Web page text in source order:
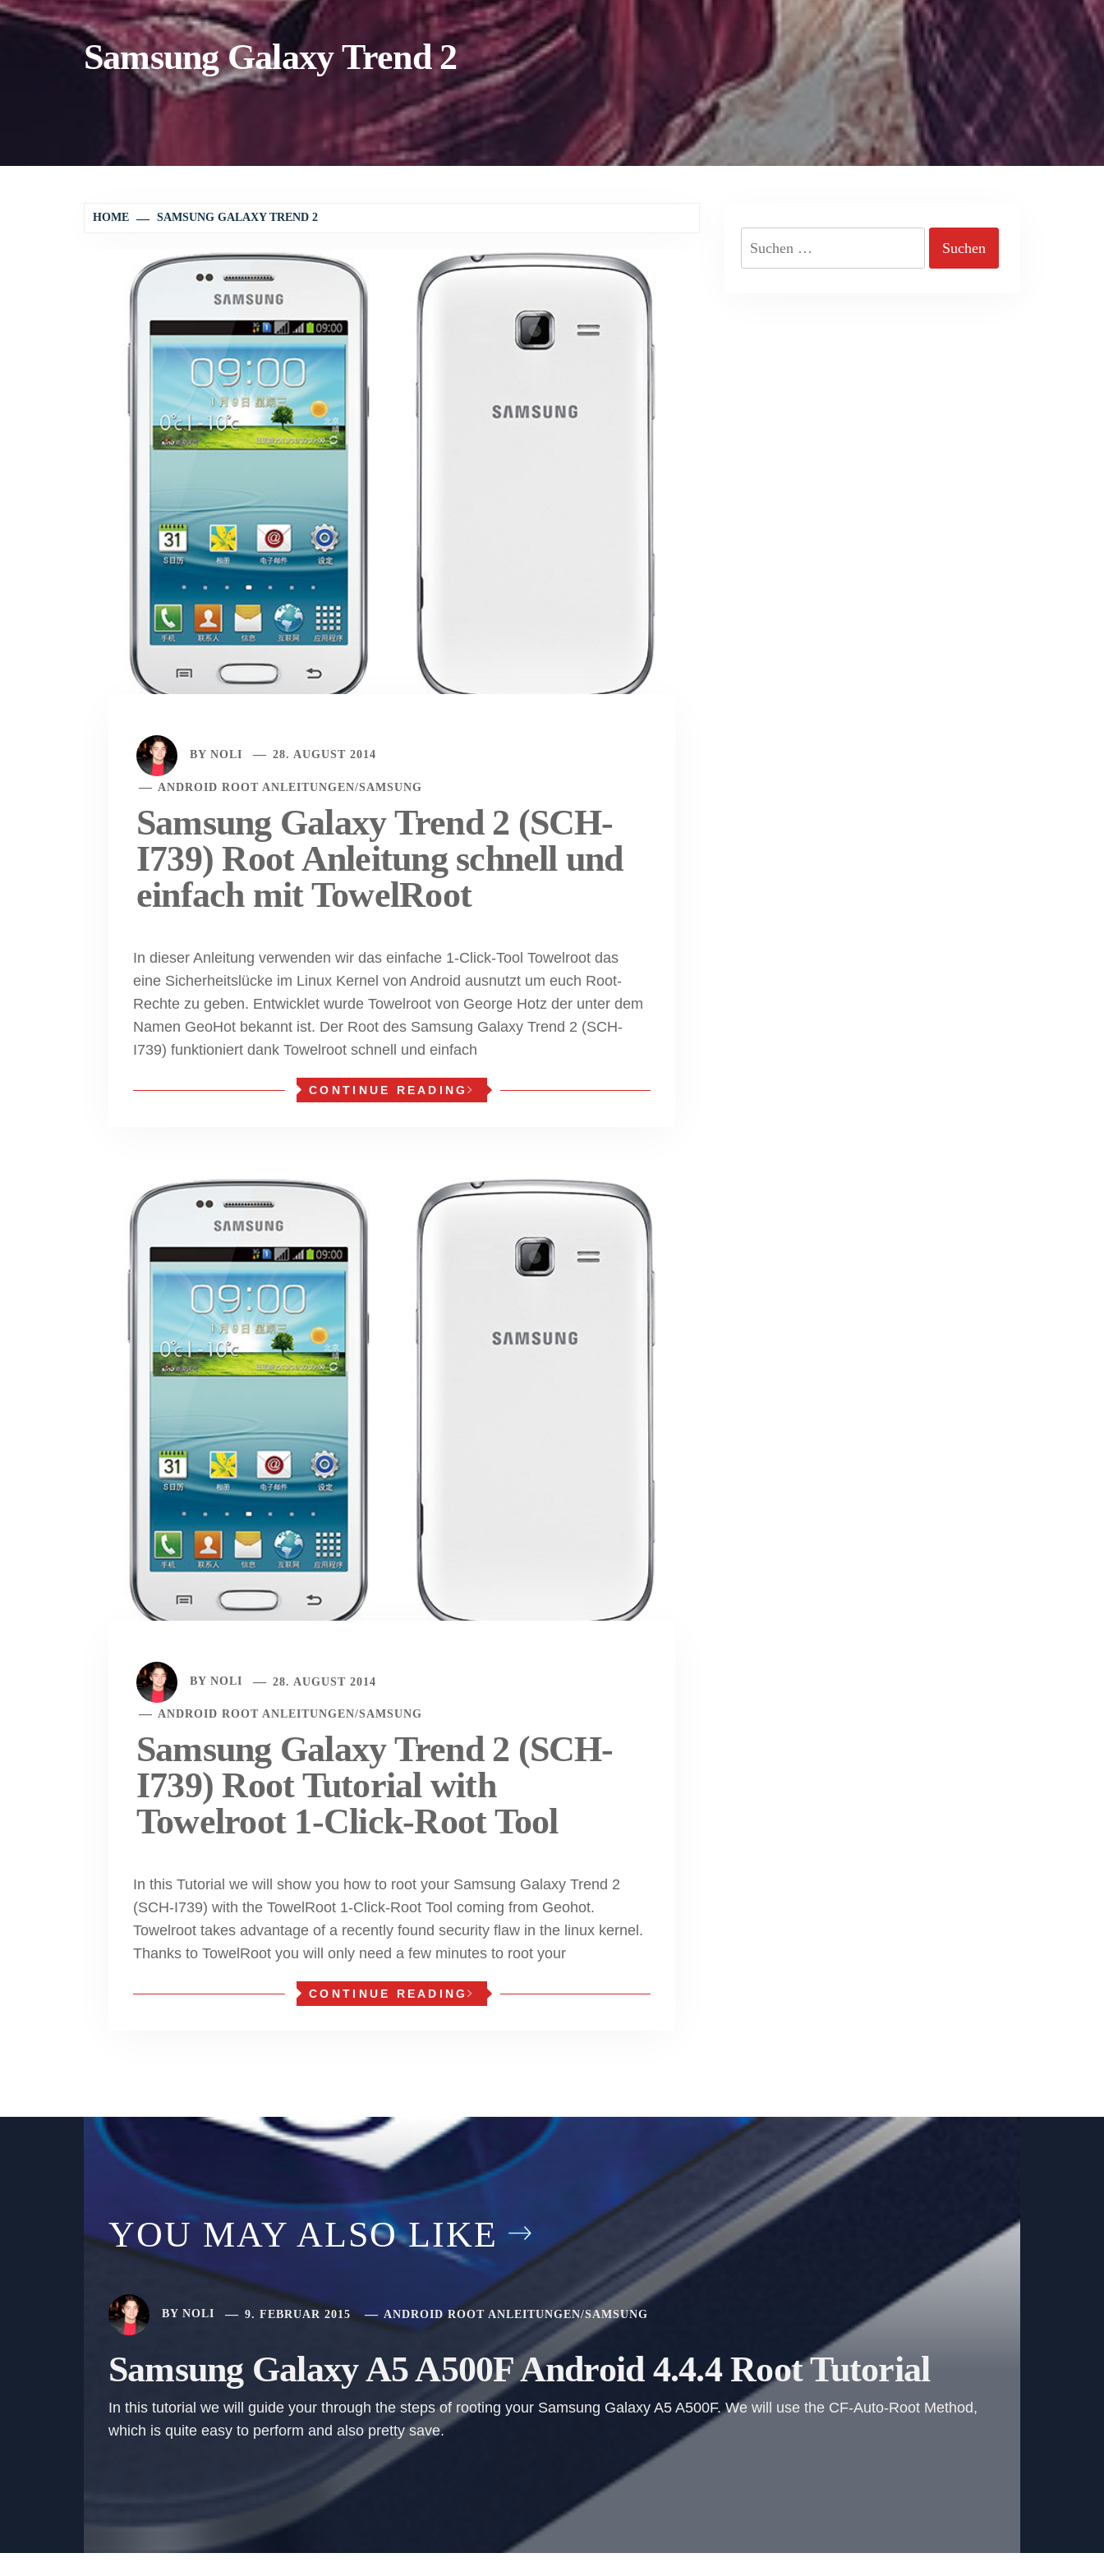
Samsung Galaxy Trend 2
HOME SAMSUNG GALAXY TREND 2
BY NOLI 28. AUGUST 2014
ANDROID ROOT ANLEITUNGEN/SAMSUNG
Samsung Galaxy Trend 2 (SCH-
I739) Root Anleitung schnell und
einfach mit TowelRoot
In dieser Anleitung verwenden wir das einfache 1-Click-Tool Towelroot das
eine Sicherheitslücke im Linux Kernel von Android ausnutzt um euch Root-
Rechte zu geben. Entwicklet wurde Towelroot von George Hotz der unter dem
Namen GeoHot bekannt ist. Der Root des Samsung Galaxy Trend 2 (SCH-
I739) funktioniert dank Towelroot schnell und einfach
CONTINUE READING
BY NOLI 28. AUGUST 2014
ANDROID ROOT ANLEITUNGEN/SAMSUNG
Samsung Galaxy Trend 2 (SCH-
I739) Root Tutorial with
Towelroot 1-Click-Root Tool
In this Tutorial we will show you how to root your Samsung Galaxy Trend 2
(SCH-I739) with the TowelRoot 1-Click-Root Tool coming from Geohot.
Towelroot takes advantage of a recently found security flaw in the linux kernel.
Thanks to TowelRoot you will only need a few minutes to root your
CONTINUE READING
YOU MAY ALSO LIKE
BY NOLI 9. FEBRUAR 2015 ANDROID ROOT ANLEITUNGEN/SAMSUNG
Samsung Galaxy A5 A500F Android 4.4.4 Root Tutorial
In this tutorial we will guide your through the steps of rooting your Samsung Galaxy A5 A500F. We will use the CF-Auto-Root Method,
which is quite easy to perform and also pretty save.